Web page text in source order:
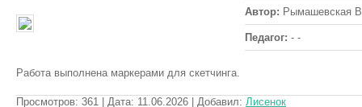
Автор: Рымашевская
Педагог: - -
Работа выполнена маркерами для скетчинга.
Просмотров: 361 | Дата: 11.06.2026 | Добавил: Лисенок